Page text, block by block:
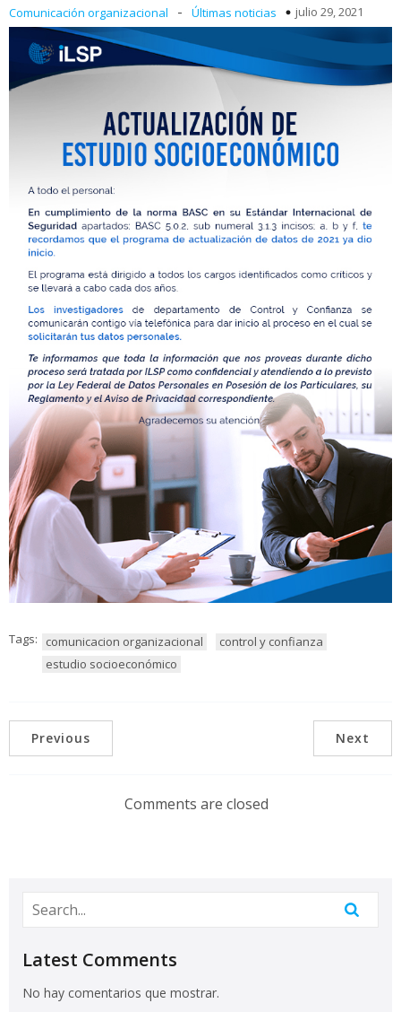
Comunicación organizacional - Últimas noticias julio 29, 2021
Tags: comunicacion organizacional
control y confianza
estudio socioeconómico
Previous Next
Comments are closed
Latest Comments
No hay comentarios que mostrar.